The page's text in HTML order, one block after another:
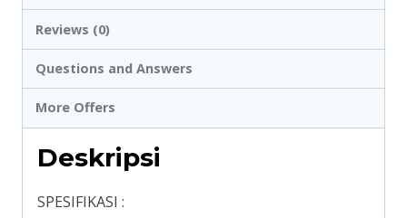
Reviews (0)
Questions and Answers
More Offers
Deskripsi
SPESIFIKASI :